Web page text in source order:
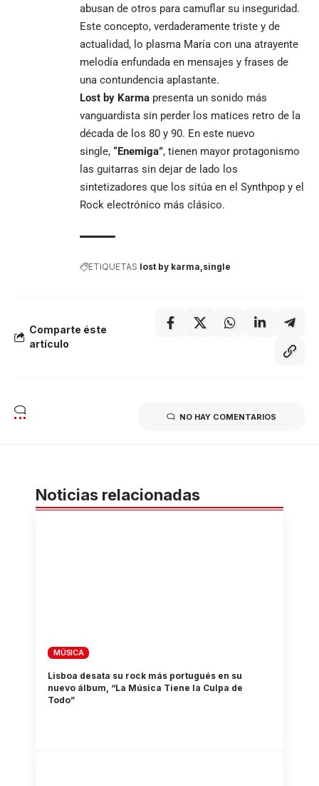
abusan de otros para camuflar su inseguridad.
Este concepto, verdaderamente triste y de
actualidad, lo plasma María con una atrayente
melodía enfundada en mensajes y frases de
una contundencia aplastante.
Lost by Karma presenta un sonido más
vanguardista sin perder los matices retro de la
década de los 80 y 90. En este nuevo
single, “Enemiga”, tienen mayor protagonismo
las guitarras sin dejar de lado los
sintetizadores que los sitúa en el Synthpop y el
Rock electrónico más clásico.
ETIQUETAS lost by karma single
Comparte éste
artículo
NO HAY COMENTARIOS
Noticias relacionadas
MÚSICA
Lisboa desata su rock más portugués en su
nuevo álbum, “La Música Tiene la Culpa de
Todo”